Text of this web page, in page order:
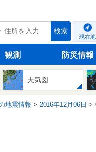
検索
現在地
観測 防災情報
天気図
地震情報 2016年12月06日